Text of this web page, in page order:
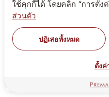
สูตรรับผลิตผลิตภัณฑ์ดูแล
รวมสูตร ลิปบำรุงริมฝีปาก
เเชมพู ครีมนวด ครีมหมักผ
ปลูกผม ปลูกหนวด ปลูกคิ้ว ป
ใช้คุกกี้ได้ โดยคลิก “การตั้ง
ส่วนตัว
ปฏิเสธทั้งหมด
ตั้งค่